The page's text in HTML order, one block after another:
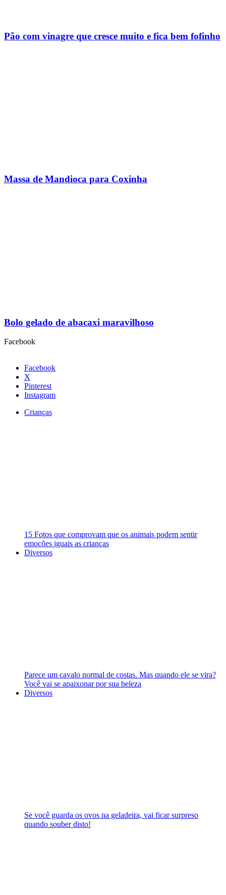
Pão com vinagre que cresce muito e fica bem fofinho
Massa de Mandioca para Coxinha
Bolo gelado de abacaxi maravilhoso
Facebook
Facebook
X
Pinterest
Instagram
Crianças
15 Fotos que comprovam que os animais podem sentir
emoções iguais as crianças
Diversos
Parece um cavalo normal de costas. Mas quando ele se vira?
Você vai se apaixonar por sua beleza
Diversos
Se você guarda os ovos na geladeira, vai ficar surpreso
quando souber disto!